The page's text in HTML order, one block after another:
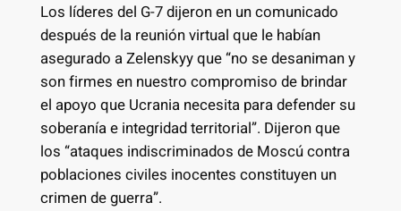
Los líderes del G-7 dijeron en un comunicado
después de la reunión virtual que le habían
asegurado a Zelenskyy que “no se desaniman y
son firmes en nuestro compromiso de brindar
el apoyo que Ucrania necesita para defender su
soberanía e integridad territorial”. Dijeron que
los “ataques indiscriminados de Moscú contra
poblaciones civiles inocentes constituyen un
crimen de guerra”.